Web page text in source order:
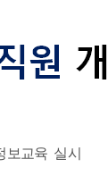
교육 실시